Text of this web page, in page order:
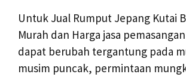
Untuk Jual Rumput Jepang Kutai
Murah dan Harga jasa
dapat berubah tergantung pada
musim puncak, permintaan